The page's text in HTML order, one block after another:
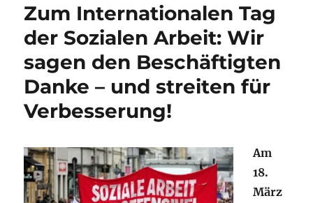
Zum Internationalen Tag
der Sozialen Arbeit: Wir
sagen den Beschäftigten
Danke – und streiten für
Verbesserung!
Am
18.
März